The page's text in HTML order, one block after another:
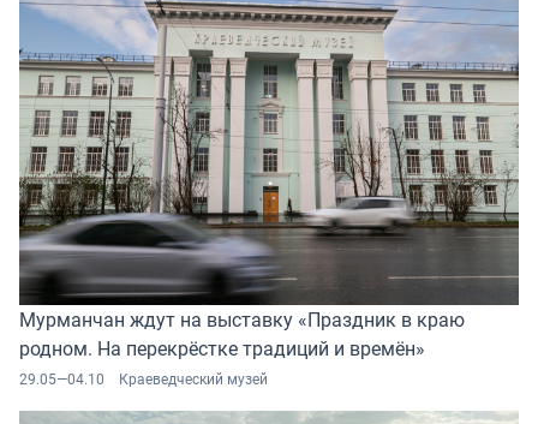
Мурманчан ждут на выставку «Праздник в краю
родном. На перекрёстке традиций и времён»
29.05—04.10 Краеведческий музей